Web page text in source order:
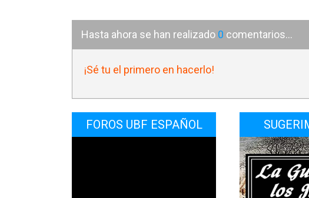
congregación
con gente
En el pasaje
manifiestan el
servicio mutuo y
versículo clave
así la ley de
Hasta ahora se han realizado 0 comentarios...
¡Sé tu el primero en hacerlo!
FOROS UBF ESPAÑOL